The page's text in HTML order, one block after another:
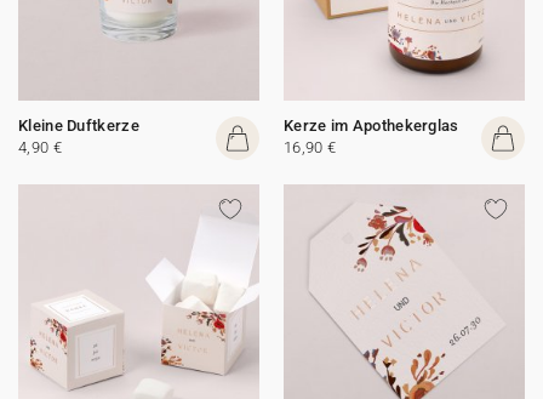
Kleine Duftkerze
4,90 €
Kerze im Apothekerglas
16,90 €